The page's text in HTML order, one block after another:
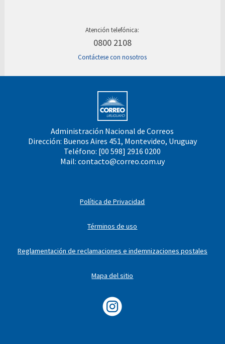
Atención telefónica:
0800 2108
Contáctese con nosotros
Administración Nacional de Correos
Dirección: Buenos Aires 451, Montevideo, Uruguay
Teléfono: [00 598] 2916 0200
Mail: contacto@correo.com.uy
Política de Privacidad
Términos de uso
Reglamentación de reclamaciones e indemnizaciones postales
Mapa del sitio